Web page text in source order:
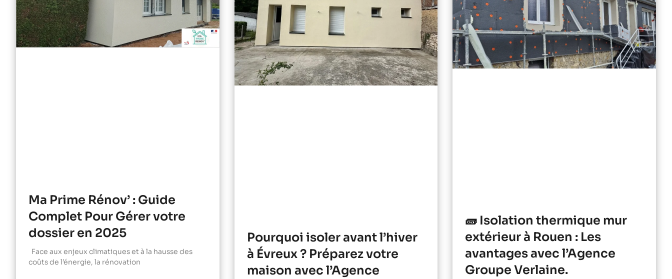
Ma Prime Rénov’ : Guide
Complet Pour Gérer votre
dossier en 2025
Face aux enjeux climatiques et à la hausse des
coûts de l’énergie, la rénovation
Pourquoi isoler avant l’hiver
à Évreux ? Préparez votre
maison avec l’Agence
🧱 Isolation thermique mur
extérieur à Rouen : Les
avantages avec l’Agence
Groupe Verlaine.